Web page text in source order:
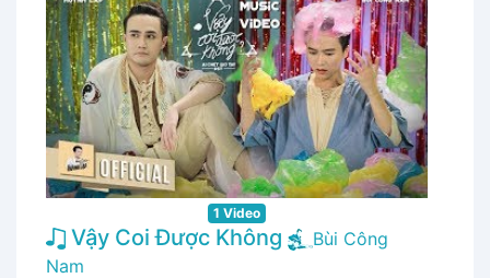
1 Video
Vậy Coi Được Không
Bùi Công
Nam